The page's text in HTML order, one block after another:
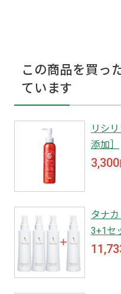
この商品を買っ
ています
リシ
添加］
3,300
タナ
3+1セ